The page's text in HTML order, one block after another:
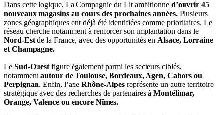
Dans cette logique, La Compagnie du Lit ambitionne d’ouvrir 45
nouveaux magasins au cours des prochaines années. Plusieurs
zones géographiques ont déjà été identifiées comme prioritaires. Le
réseau cherche notamment à renforcer son implantation dans le
Nord-Est de la France, avec des opportunités en Alsace, Lorraine
et Champagne.
Le Sud-Ouest figure également parmi les secteurs ciblés,
notamment autour de Toulouse, Bordeaux, Agen, Cahors ou
Perpignan. Enfin, l’axe Rhône-Alpes représente un autre territoire
stratégique avec des recherches de partenaires à Montélimar,
Orange, Valence ou encore Nîmes.